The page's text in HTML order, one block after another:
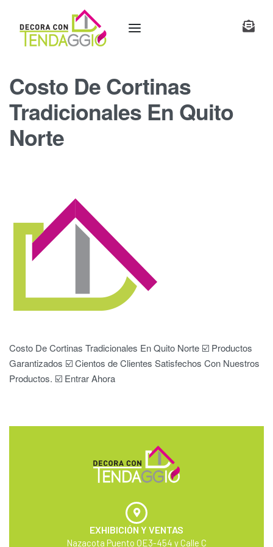
Costo De Cortinas
Tradicionales En Quito
Norte
Costo De Cortinas Tradicionales En Quito Norte ☑️ Productos
Garantizados ☑️ Cientos de Clientes Satisfechos Con Nuestros
Productos. ☑️ Entrar Ahora
EXHIBICIÓN Y VENTAS
Nazacota Puento OE3-454 y Calle C